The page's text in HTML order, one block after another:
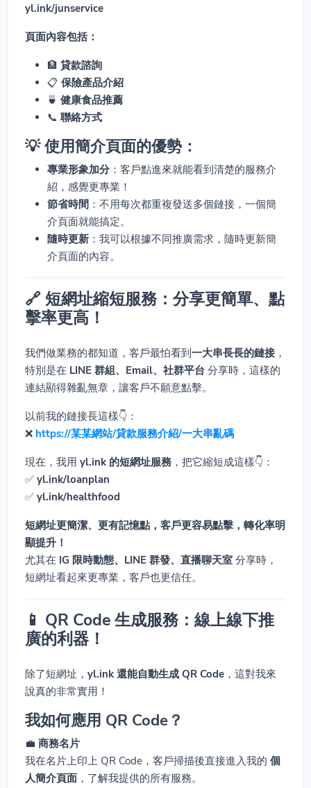
yl.ink/junservice
頁面內容包括：
🏦 貸款諮詢
📋 保險產品介紹
🍵 健康食品推薦
📞 聯絡方式
💡 使用簡介頁面的優勢：
專業形象加分 ：客戶點進來就能看到清楚的服務介
紹，感覺更專業！
節省時間 ：不用每次都重複發送多個鏈接，一個簡
介頁面就能搞定。
隨時更新 ：我可以根據不同推廣需求，隨時更新簡
介頁面的內容。
🔗 短網址縮短服務：分享更簡單、點
擊率更高！
我們做業務的都知道，客戶最怕看到一大串長長的鏈接 ，
特別是在 LINE 群組、Email、社群平台 分享時，這樣的
連結顯得雜亂無章，讓客戶不願意點擊。
以前我的鏈接長這樣👇：
❌ https://某某網站/貸款服務介紹/一大串亂碼
現在，我用 yl.ink 的短網址服務 ，把它縮短成這樣👇：
✅ yl.ink/loanplan
✅ yl.ink/healthfood
短網址更簡潔、更有記憶點，客戶更容易點擊，轉化率明
顯提升！
尤其在 IG 限時動態、LINE 群發、直播聊天室 分享時，
短網址看起來更專業，客戶也更信任。
📱 QR Code 生成服務：線上線下推
廣的利器！
除了短網址， yl.ink 還能自動生成 QR Code ，這對我來
說真的非常實用！
我如何應用 QR Code？
💼 商務名片
我在名片上印上 QR Code，客戶掃描後直接進入我的 個
人簡介頁面 ，了解我提供的所有服務。